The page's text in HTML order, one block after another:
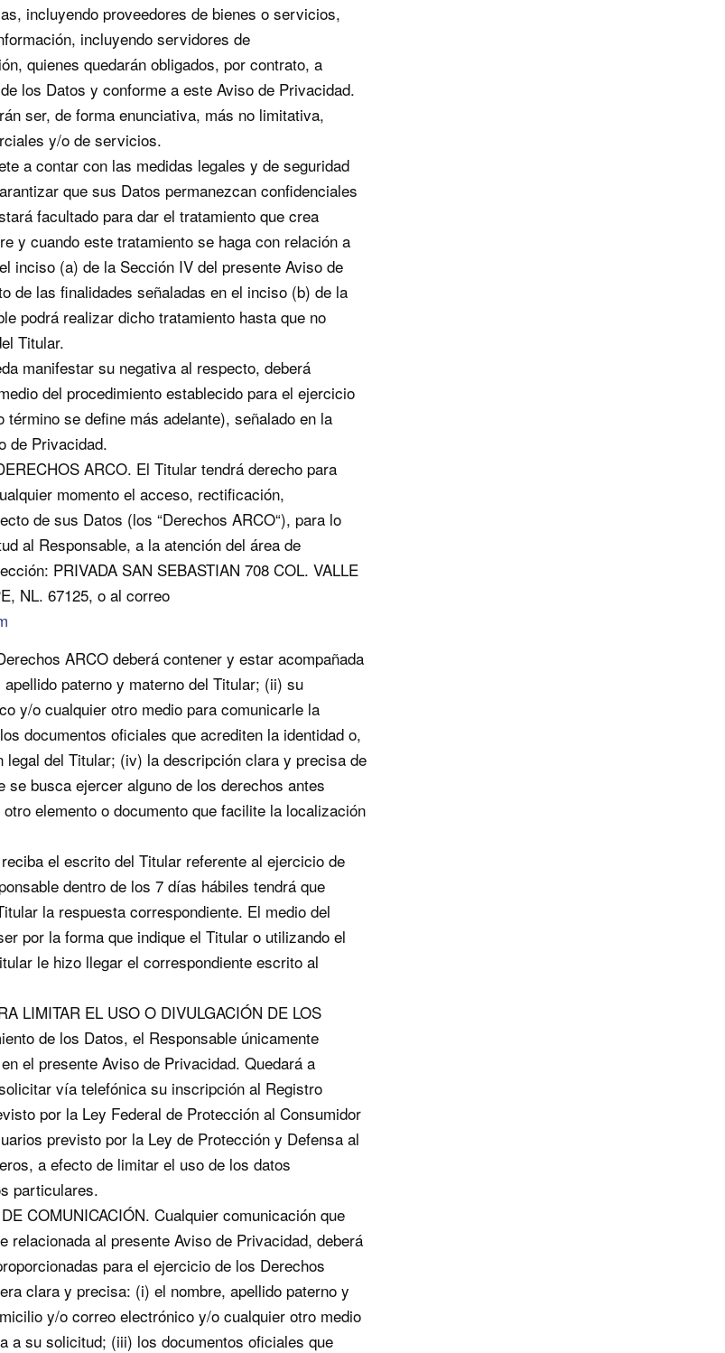
incluyendo proveedores de bienes o servicios,
incluyendo servidores de
quienes quedarán obligados, por contrato, a
los Datos y conforme a este Aviso de Privacidad.
ser, de forma enunciativa, más no limitativa,
y/o de servicios.
a contar con las medidas legales y de seguridad
que sus Datos permanezcan confidenciales
facultado para dar el tratamiento que crea
y cuando este tratamiento se haga con relación a
inciso (a) de la Sección IV del presente Aviso de
de las finalidades señaladas en el inciso (b) de la
podrá realizar dicho tratamiento hasta que no
Titular.
manifestar su negativa al respecto, deberá
del procedimiento establecido para el ejercicio
se define más adelante), señalado en la
de Privacidad.
ARCO. El Titular tendrá derecho para
momento el acceso, rectificación,
de sus Datos (los “Derechos ARCO“), para lo
al Responsable, a la atención del área de
PRIVADA SAN SEBASTIAN 708 COL. VALLE
NL. 67125, o al correo
ARCO deberá contener y estar acompañada
paterno y materno del Titular; (ii) su
y/o cualquier otro medio para comunicarle la
documentos oficiales que acrediten la identidad o,
legal del Titular; (iv) la descripción clara y precisa de
se busca ejercer alguno de los derechos antes
elemento o documento que facilite la localización
el escrito del Titular referente al ejercicio de
dentro de los 7 días hábiles tendrá que
la respuesta correspondiente. El medio del
por la forma que indique el Titular o utilizando el
le hizo llegar el correspondiente escrito al
LIMITAR EL USO O DIVULGACIÓN DE LOS
de los Datos, el Responsable únicamente
el presente Aviso de Privacidad. Quedará a
vía telefónica su inscripción al Registro
por la Ley Federal de Protección al Consumidor
previsto por la Ley de Protección y Defensa al
a efecto de limitar el uso de los datos
particulares.
COMUNICACIÓN. Cualquier comunicación que
relacionada al presente Aviso de Privacidad, deberá
para el ejercicio de los Derechos
clara y precisa: (i) el nombre, apellido paterno y
y/o correo electrónico y/o cualquier otro medio
a su solicitud; (iii) los documentos oficiales que